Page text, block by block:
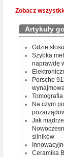
Zobacz
Artykuły
Gdzie
Szybka
naprawdę
Porsche
Na czym
Jak
silników
Ceramika